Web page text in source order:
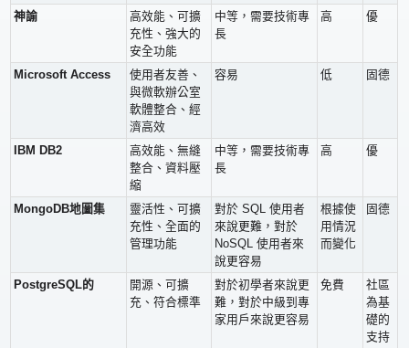
神諭
高效能、可擴
充性、強大的
安全功能
中等，需要技術專
長
高 優
Microsoft Access
使用者友善、
與微軟辦公室
軟體整合、經
濟高效
容易 低 固德
IBM DB2
高效能、無縫
整合、資料壓
縮
中等，需要技術專
長
高 優
MongoDB地圖集
靈活性、可擴
充性、全面的
管理功能
對於 SQL 使用者
來說更難，對於
NoSQL 使用者來
說更容易
根據使
用情況
而變化
固德
PostgreSQL的
開源、可擴
充、符合標準
對於初學者來說更
難，對於中級到專
家用戶來說更容易
免費
社區
為基
礎的
支持